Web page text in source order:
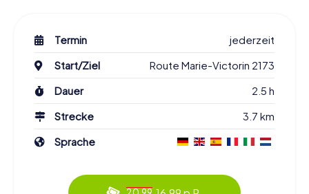
Termin
jederzeit
Start/Ziel
Route Marie-Victorin 2173
Dauer
2.5 h
Strecke
3.7 km
Sprache